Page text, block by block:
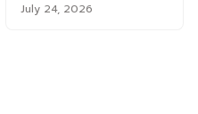
July 24, 2026